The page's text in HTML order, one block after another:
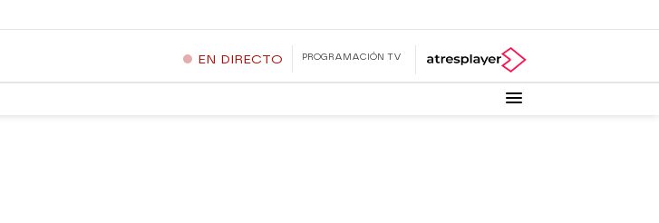
EN DIRECTO PROGRAMACIÓN TV